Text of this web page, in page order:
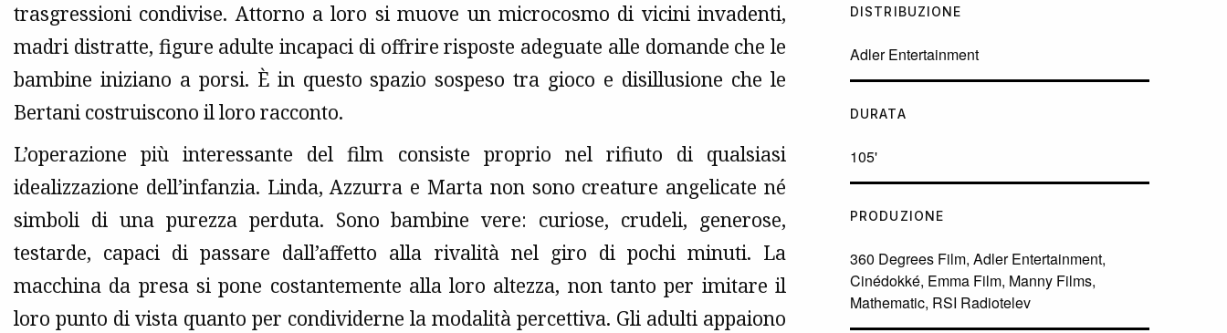
trasgressioni condivise. Attorno a loro si muove un microcosmo di vicini invadenti,
madri distratte, figure adulte incapaci di offrire risposte adeguate alle domande che le
bambine iniziano a porsi. È in questo spazio sospeso tra gioco e disillusione che le
Bertani costruiscono il loro racconto.
L’operazione più interessante del film consiste proprio nel rifiuto di qualsiasi
idealizzazione dell’infanzia. Linda, Azzurra e Marta non sono creature angelicate né
simboli di una purezza perduta. Sono bambine vere: curiose, crudeli, generose,
testarde, capaci di passare dall’affetto alla rivalità nel giro di pochi minuti. La
macchina da presa si pone costantemente alla loro altezza, non tanto per imitare il
loro punto di vista quanto per condividerne la modalità percettiva. Gli adulti appaiono
DISTRIBUZIONE
Adler Entertainment
DURATA
105'
PRODUZIONE
360 Degrees Film, Adler Entertainment,
Cinédokké, Emma Film, Manny Films,
Mathematic, RSI Radiotelev